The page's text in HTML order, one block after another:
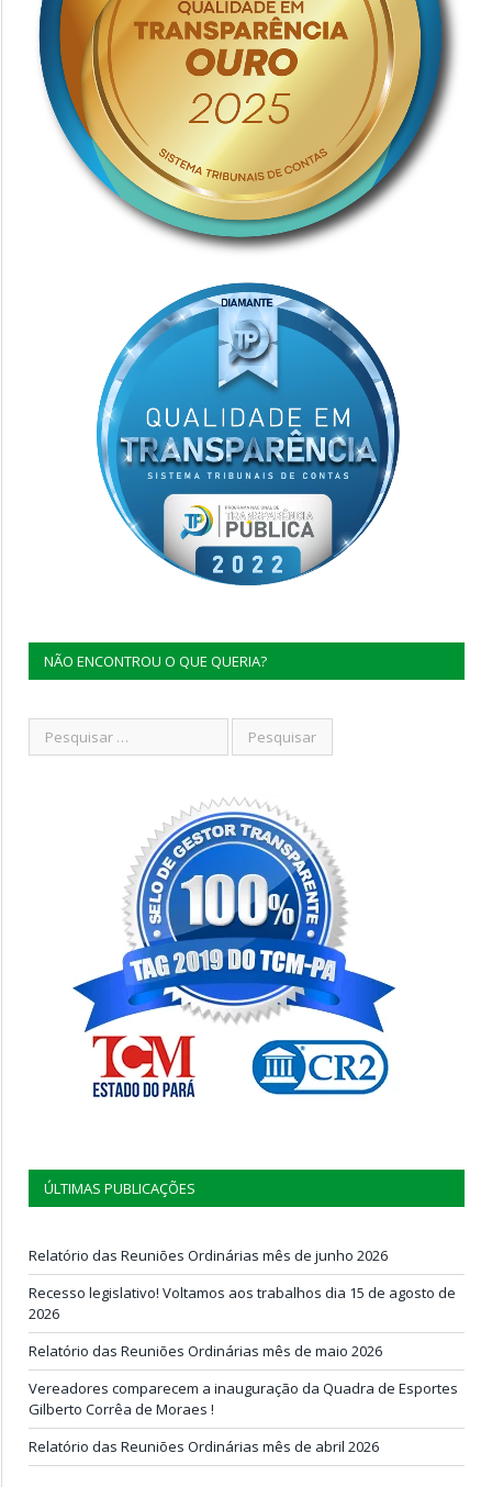
NÃO ENCONTROU O QUE QUERIA?
ÚLTIMAS PUBLICAÇÕES
Relatório das Reuniões Ordinárias mês de junho 2026
Recesso legislativo! Voltamos aos trabalhos dia 15 de agosto de
2026
Relatório das Reuniões Ordinárias mês de maio 2026
Vereadores comparecem a inauguração da Quadra de Esportes
Gilberto Corrêa de Moraes !
Relatório das Reuniões Ordinárias mês de abril 2026